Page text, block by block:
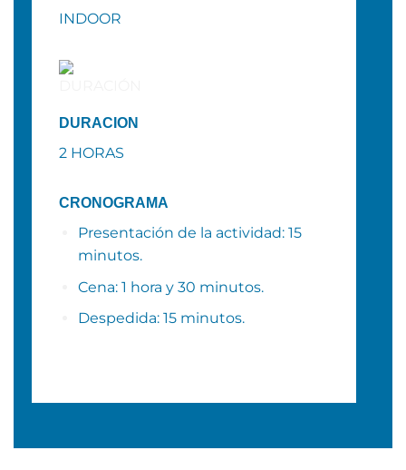
INDOOR
DURACION
2 HORAS
CRONOGRAMA
Presentación de la actividad: 15
minutos.
Cena: 1 hora y 30 minutos.
Despedida: 15 minutos.